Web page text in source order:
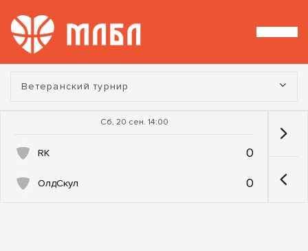
Турнир:
Ветеранский турнир
Сб, 20 сен. 14:00
RK 0
ОлдСкул 0